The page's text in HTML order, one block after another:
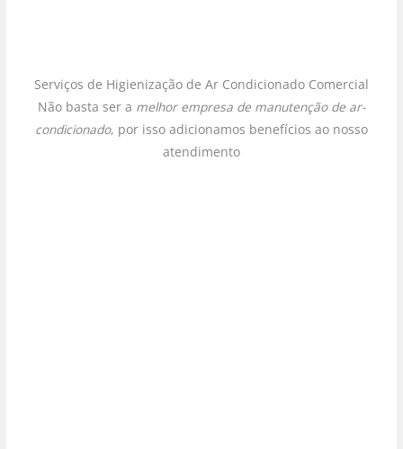
Serviços de Higienização de Ar Condicionado Comercial
Não basta ser a melhor empresa de manutenção de ar-
condicionado, por isso adicionamos benefícios ao nosso
atendimento